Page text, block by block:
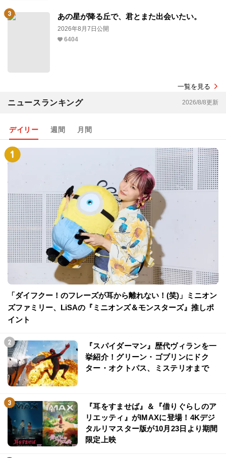
あの星が降る丘で、君とまた出会いたい。
2026年8月7日公開
6404
一覧を見る
ニュースランキング 2026/8/8更新
デイリー 週間 月間
「ダイフクー！のフレーズが耳から離れない！(笑)」ミニオン
ズファミリー、LiSAの『ミニオンズ＆モンスターズ』推しポ
イント
『スパイダーマン』歴代ヴィランを一
挙紹介！グリーン・ゴブリンにドク
ター・オクトパス、ミステリオまで
『耳をすませば』＆『借りぐらしのア
リエッティ』がIMAXに登場！4Kデジ
タルリマスター版が10月23日より期間
限定上映